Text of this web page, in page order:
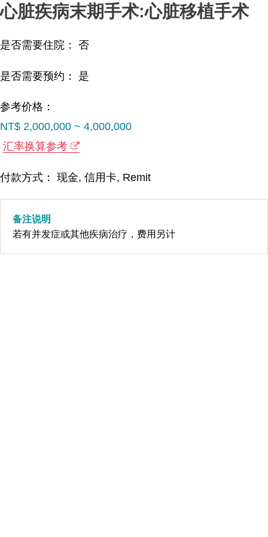
心脏疾病末期手术:心脏移植手术
是否需要住院： 否
是否需要预约： 是
参考价格：
NT$ 2,000,000 ~ 4,000,000
汇率换算参考
付款方式： 现金, 信用卡, Remit
备注说明
若有并发症或其他疾病治疗，费用另计